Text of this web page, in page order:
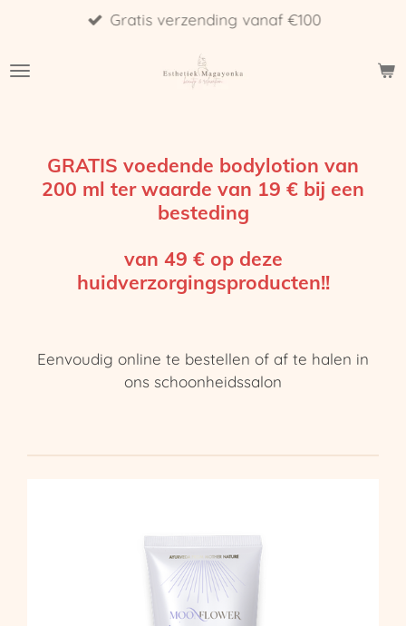
naar
Gratis verzending vanaf €100
GRATIS voedende bodylotion van
200 ml ter waarde van 19 € bij een
besteding
van 49 € op deze
huidverzorgingsproducten!!
Eenvoudig online te bestellen of af te halen in
ons schoonheidssalon